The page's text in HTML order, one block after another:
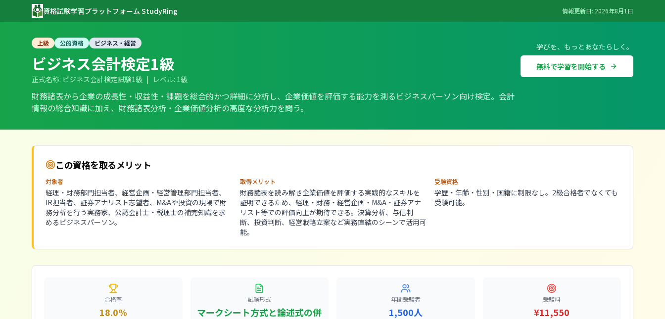
資格試験学習プラットフォーム StudyRing 情報更新日: 2026年8月1日
上級 公的資格 ビジネス・経営
ビジネス会計検定1級
正式名称: ビジネス会計検定試験1級 | レベル: 1級
財務諸表から企業の成長性・収益性・課題を総合的かつ詳細に分析し、企業価値を評価する能力を測るビジネスパーソン向け検定。会計
情報の総合知識に加え、財務諸表分析・企業価値分析の高度な分析力を問う。
学びを、もっとあなたらしく。
無料で学習を開始する
この資格を取るメリット
対象者
経理・財務部門担当者、経営企画・経営管理部門担当者、
IR担当者、証券アナリスト志望者、M&Aや投資の現場で財
務分析を行う実務家、公認会計士・税理士の補完知識を求
めるビジネスパーソン。
取得メリット
財務諸表を読み解き企業価値を評価する実践的なスキルを
証明できるため、経理・財務・経営企画・M&A・証券アナ
リスト等での評価向上が期待できる。決算分析、与信判
断、投資判断、経営戦略立案など実務直結のシーンで活用可
能。
受験資格
学歴・年齢・性別・国籍に制限なし。2級合格者でなくても
受験可能。
合格率
18.0%
試験形式
マークシート方式と論述式の併
年間受験者
1,500人
受験料
¥11,550